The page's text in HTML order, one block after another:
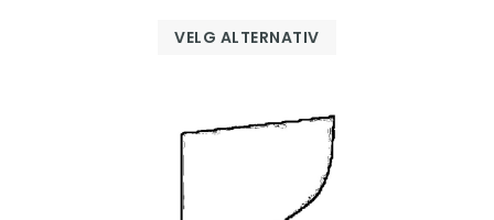
VELG ALTERNATIV